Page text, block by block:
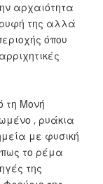
αρχαιότητα
της αλλά
όπου
τη Μονή
, ρυάκια
με φυσική
το ρέμα
της